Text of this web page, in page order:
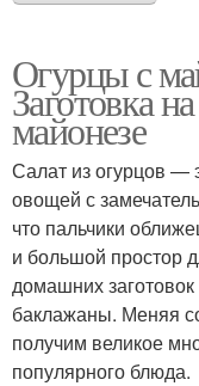
Огурцы с
Заготовка
майонезе
Салат из огурцов —
овощей с
что пальчики
и большой простор
домашних
баклажаны. Меняя
получим великое
популярного блюда.